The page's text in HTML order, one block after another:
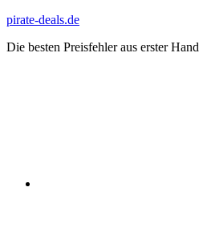
Zum
springen
pirate-deals.de
Die besten Preisfehler aus erster Hand